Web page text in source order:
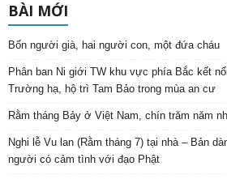
BÀI MỚI
Bốn người già, hai người con, một đứa cháu
Phân ban Ni giới TW khu vực phía Bắc kết
Trường hạ, hộ trì Tam Bảo trong mùa an cư
Rằm tháng Bảy ở Việt Nam, chín trăm năm
Nghi lễ Vu lan (Rằm tháng 7) tại nhà – Bản
người có cảm tình với đạo Phật